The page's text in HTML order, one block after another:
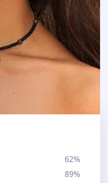
62%
89%